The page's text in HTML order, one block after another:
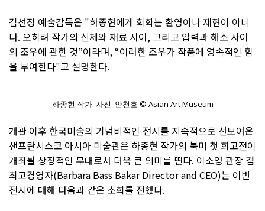
김선정 예술감독은 "하종현에게 회화는 환영이나 재현이 아니
다. 오히려 작가의 신체와 재료 사이, 그리고 압력과 해소 사이
의 조우에 관한 것”이라며, “이러한 조우가 작품에 영속적인 힘
을 부여한다"고 설명한다.
하종현 작가. 사진: 안천호 © Asian Art Museum
개관 이후 한국미술의 기념비적인 전시를 지속적으로 선보여온
샌프란시스코 아시아 미술관은 하종현 작가의 북미 첫 회고전이
개최될 상징적인 무대로서 더욱 큰 의미를 띤다. 이소영 관장 겸
최고경영자(Barbara Bass Bakar Director and CEO)는 이번
전시에 대해 다음과 같은 소회를 전했다.